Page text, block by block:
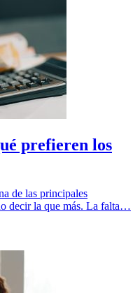
prefieren los
de las principales
decir la que más. La falta…